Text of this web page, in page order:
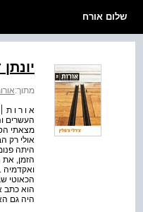
שלום אורח
מתוך:
העשרים
מצאתי
אולי רק
היתה
הזמן, את
ואקדמיה
הכאוטי
הוא כתב
היה גם